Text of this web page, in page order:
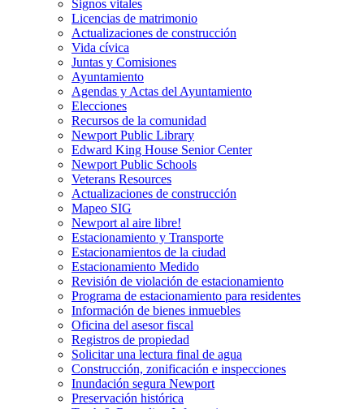
Signos vitales
Licencias de matrimonio
Actualizaciones de construcción
Vida cívica
Juntas y Comisiones
Ayuntamiento
Agendas y Actas del Ayuntamiento
Elecciones
Recursos de la comunidad
Newport Public Library
Edward King House Senior Center
Newport Public Schools
Veterans Resources
Actualizaciones de construcción
Mapeo SIG
Newport al aire libre!
Estacionamiento y Transporte
Estacionamientos de la ciudad
Estacionamiento Medido
Revisión de violación de estacionamiento
Programa de estacionamiento para residentes
Información de bienes inmuebles
Oficina del asesor fiscal
Registros de propiedad
Solicitar una lectura final de agua
Construcción, zonificación e inspecciones
Inundación segura Newport
Preservación histórica